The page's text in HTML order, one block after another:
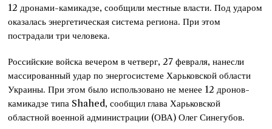
12 дронами-камикадзе, сообщили местные власти. Под ударом
оказалась энергетическая система региона. При этом
пострадали три человека.
Российские войска вечером в четверг, 27 февраля, нанесли
массированный удар по энергосистеме Харьковской области
Украины. При этом было использовано не менее 12 дронов-
камикадзе типа Shahed, сообщил глава Харьковской
областной военной администрации (ОВА) Олег Синегубов.